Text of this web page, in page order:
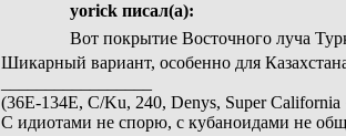
yorick писал(а):
Вот покрытие Восточного луча
Шикарный вариант, особенно для
(36E-134E, C/Ku, 240, Denys, Super
С идиотами не спорю, с кубаноидами не